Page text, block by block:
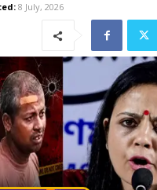
8 July, 2026